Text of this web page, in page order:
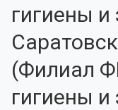
гигиены
(Филиал
гигиены